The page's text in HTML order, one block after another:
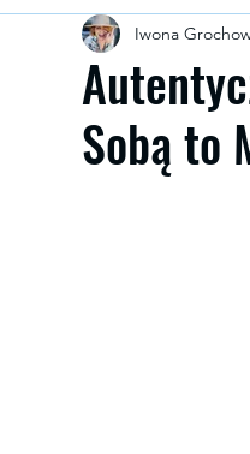
Growth mindset
Sobą to
Iwona